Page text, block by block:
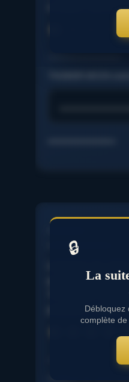
compte.
🔒
La
Débloquez
complète de
……………………..
L’analyse de
pouliche qui
THUNDER
plusieurs
⭐⭐
……………………….